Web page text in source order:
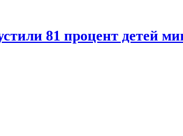
81 процент детей